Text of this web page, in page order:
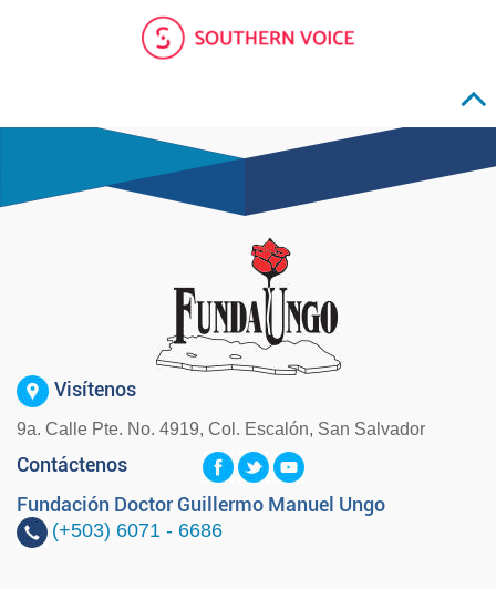
Visítenos
9a. Calle Pte. No. 4919, Col. Escalón, San Salvador
Contáctenos
Fundación Doctor Guillermo Manuel Ungo
(+503) 6071 - 6686